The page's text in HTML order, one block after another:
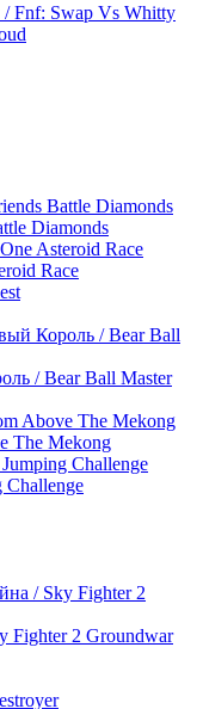
Fnf: Swap Vs Whitty
Diamonds
Race
/ Bear Ball Master
The Mekong
Fighter 2 Groundwar